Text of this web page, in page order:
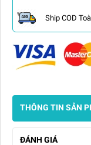
Ship COD
THÔNG TIN SẢN
ĐÁNH GIÁ